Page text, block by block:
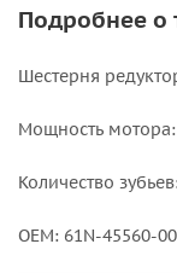
Подробнее о
Шестерня
Мощность
Количество
OEM: 61N-45560-